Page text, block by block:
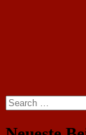
Search
for: